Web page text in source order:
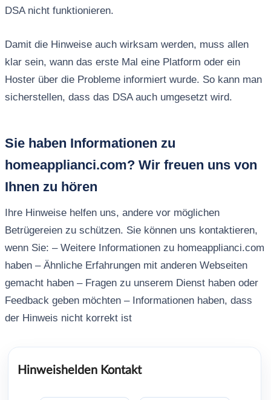
DSA nicht funktionieren.
Damit die Hinweise auch wirksam werden, muss allen
klar sein, wann das erste Mal eine Platform oder ein
Hoster über die Probleme informiert wurde. So kann man
sicherstellen, dass das DSA auch umgesetzt wird.
Sie haben Informationen zu
homeapplianci.com? Wir freuen uns von
Ihnen zu hören
Ihre Hinweise helfen uns, andere vor möglichen
Betrügereien zu schützen. Sie können uns kontaktieren,
wenn Sie: – Weitere Informationen zu homeapplianci.com
haben – Ähnliche Erfahrungen mit anderen Webseiten
gemacht haben – Fragen zu unserem Dienst haben oder
Feedback geben möchten – Informationen haben, dass
der Hinweis nicht korrekt ist
Hinweishelden Kontakt